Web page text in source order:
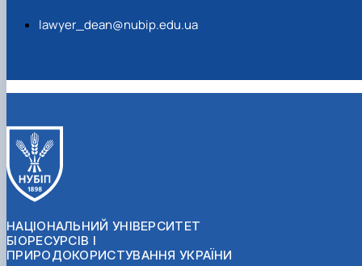
lawyer_dean@nubip.edu.ua
НАЦІОНАЛЬНИЙ УНІВЕРСИТЕТ
БІОРЕСУРСІВ І
ПРИРОДОКОРИСТУВАННЯ УКРАЇНИ